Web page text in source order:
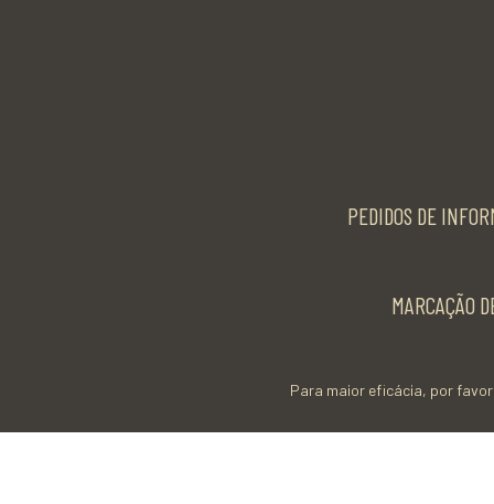
PEDIDOS DE
MARCAÇÃO
Para maior eficácia, por